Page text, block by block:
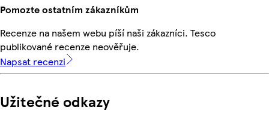
Pomozte ostatním zákazníkům
Recenze na našem webu píší naši zákazníci. Tesco
publikované recenze neověřuje.
Napsat recenzi
Užitečné odkazy